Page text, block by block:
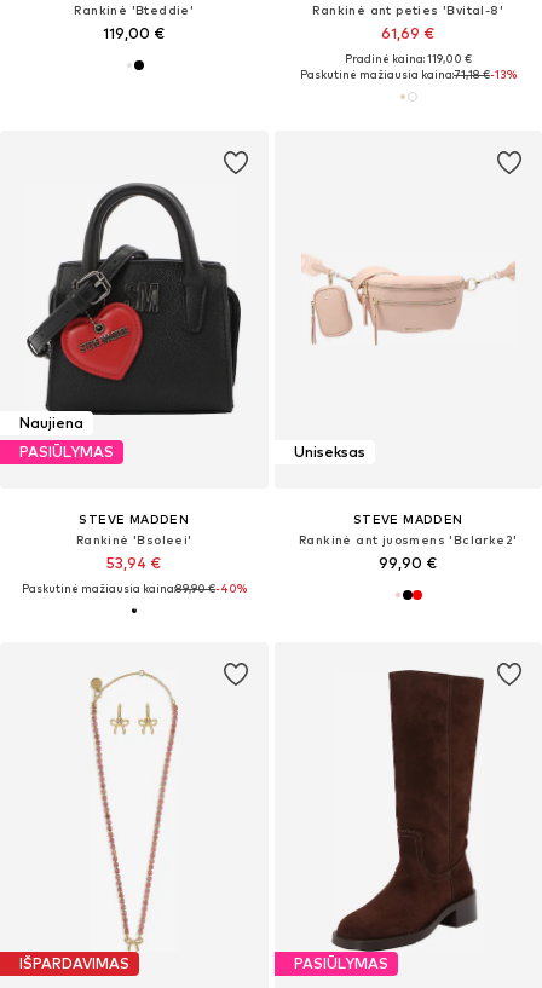
Rankinė 'Bteddie'
119,00 €
Rankinė ant peties 'Bvital-8'
61,69 €
Pradinė kaina: 119,00 €
Paskutinė mažiausia kaina:71,18 €-13%
Naujiena
PASIŪLYMAS
STEVE MADDEN
Rankinė 'Bsoleei'
53,94 €
Paskutinė mažiausia kaina:89,90 €-40%
Uniseksas
STEVE MADDEN
Rankinė ant juosmens 'Bclarke2'
99,90 €
IŠPARDAVIMAS PASIŪLYMAS